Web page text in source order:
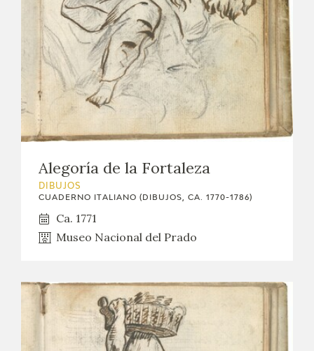
Alegoría de la Fortaleza
DIBUJOS
CUADERNO ITALIANO (DIBUJOS, CA. 1770-1786)
Ca. 1771
Museo Nacional del Prado